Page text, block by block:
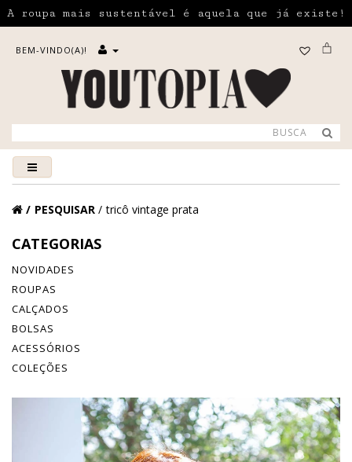
A roupa mais sustentável é aquela que já existe!
BEM-VINDO(A)!
PESQUISAR tricô vintage prata
CATEGORIAS
NOVIDADES
ROUPAS
CALÇADOS
BOLSAS
ACESSÓRIOS
COLEÇÕES